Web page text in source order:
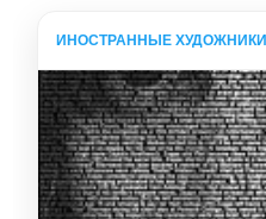
ИНОСТРАННЫЕ ХУДОЖНИКИ